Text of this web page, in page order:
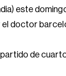
este
doctor
de